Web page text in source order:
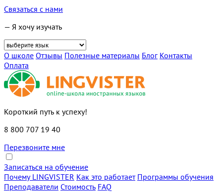
Связаться с нами
— Я хочу изучать
О школе Отзывы Полезные материалы Блог Контакты
Оплата
Короткий путь к успеху!
8 800 707 19 40
Перезвоните мне
Записаться на обучение
Почему LINGVISTER Как это работает Программы обучения
Преподаватели Стоимость FAQ